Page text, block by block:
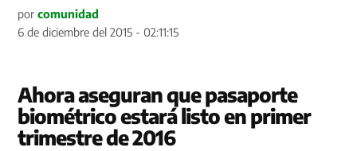
por comunidad
6 de diciembre del 2015 - 02:11:15
Ahora aseguran que pasaporte
biométrico estará listo en primer
trimestre de 2016